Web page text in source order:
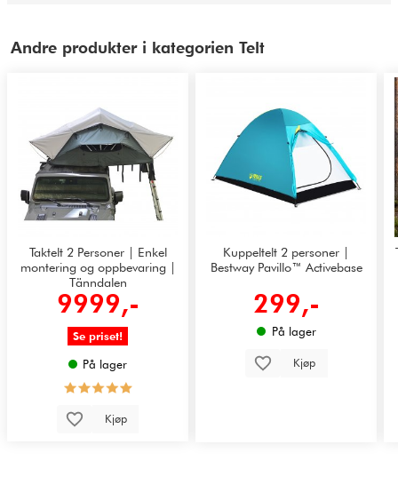
Andre produkter i kategorien Telt
Taktelt 2 Personer | Enkel
montering og oppbevaring |
Tänndalen
9999,-
Se priset!
På lager
Kjøp
Kuppeltelt 2 personer |
Bestway Pavillo™ Activebase
299,-
På lager
Kjøp